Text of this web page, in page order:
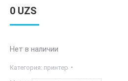
0 UZS
Нет в наличии
Категория: принтер